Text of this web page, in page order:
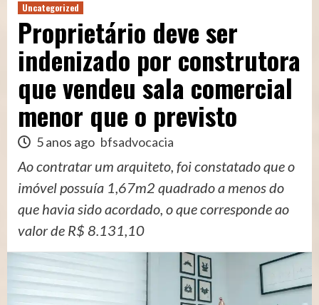
Uncategorized
Proprietário deve ser
indenizado por construtora
que vendeu sala comercial
menor que o previsto
5 anos ago bfsadvocacia
Ao contratar um arquiteto, foi constatado que o
imóvel possuía 1,67m2 quadrado a menos do
que havia sido acordado, o que corresponde ao
valor de R$ 8.131,10